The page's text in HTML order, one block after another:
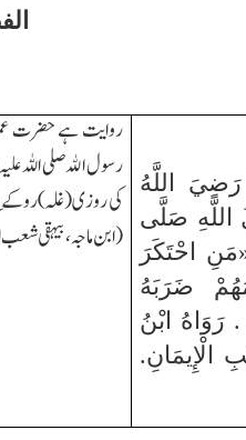
اللَّهُ
صَلَّى
احْتَكَرَ
ضَرَبَهُ
. رَوَاهُ ابْنُ
الْإِيمَانِ.
روایت ہے حضرت
رسول اﷲ صلی اللہ
کی روزی(غلہ)روکے
(ابن ماجہ،بیہقی